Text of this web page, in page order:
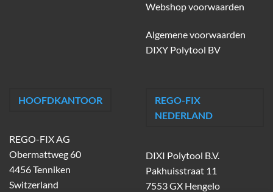
Webshop voorwaarden
Algemene voorwaarden
DIXY Polytool BV
HOOFDKANTOOR
REGO-FIX AG
Obermattweg 60
4456 Tenniken
Switzerland
REGO-FIX
NEDERLAND
DIXI Polytool B.V.
Pakhuisstraat 11
7553 GX Hengelo